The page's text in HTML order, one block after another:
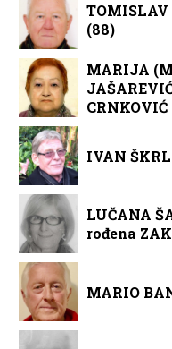
(88)
MARIJA
CRNKOVIĆ
IVAN
LUČANA
rođena
MARIO